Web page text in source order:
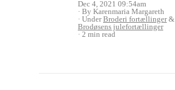
Dec 4, 2021 09:54am
By Karenmaria Margareth
UnderBroderi fortællinger&
Brodøsens julefortællinger
2 min read